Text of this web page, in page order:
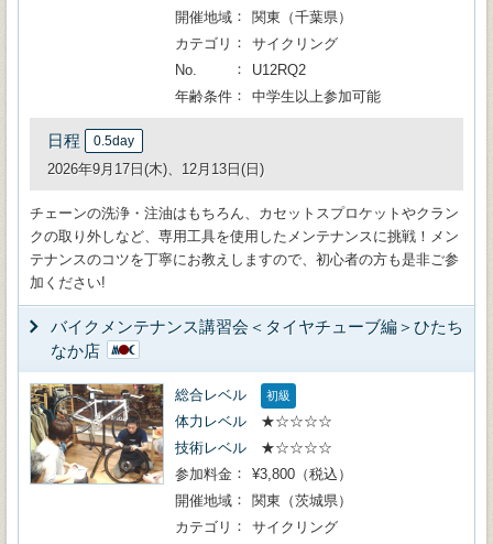
開催地域
関東（千葉県）
カテゴリ
サイクリング
No.
U12RQ2
年齢条件
中学生以上参加可能
日程 0.5day
2026年9月17日(木)、12月13日(日)
チェーンの洗浄・注油はもちろん、カセットスプロケットやクラン
クの取り外しなど、専用工具を使用したメンテナンスに挑戦！メン
テナンスのコツを丁寧にお教えしますので、初心者の方も是非ご参
加ください!
バイクメンテナンス講習会＜タイヤチューブ編＞ひたち
なか店
総合レベル 初級
体力レベル
★☆☆☆☆
技術レベル
★☆☆☆☆
参加料金
¥3,800（税込）
開催地域
関東（茨城県）
カテゴリ
サイクリング